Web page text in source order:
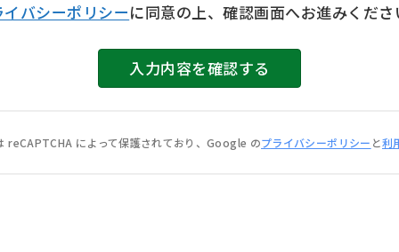
イバシーポリシーに同意の上、確認画⾯へお進みくださ
reCAPTCHA によって保護されており、Google のプライバシーポリシー と利